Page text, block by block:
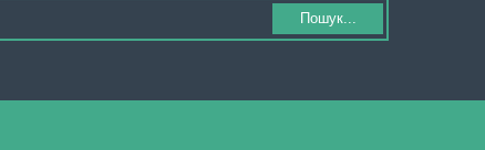
Пошук...